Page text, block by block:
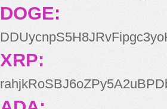
DOGE:
XRP: